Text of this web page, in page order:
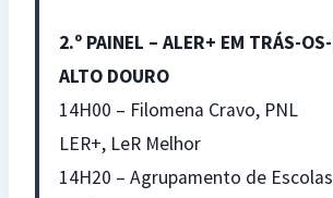
2.º PAINEL – ALER+ EM TRÁS-
ALTO DOURO
14H00 – Filomena Cravo, PNL
LER+, LeR Melhor
14H20 – Agrupamento de